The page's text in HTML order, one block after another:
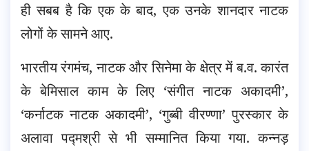
ही सबब है कि एक के बाद, एक उनके शानदार नाटक
लोगों के सामने आए.
भारतीय रंगमंच, नाटक और सिनेमा के क्षेत्र में ब.व. कारंत
के बेमिसाल काम के लिए ‘संगीत नाटक अकादमी’,
‘कर्नाटक नाटक अकादमी’, ‘गुब्बी वीरण्णा’ पुरस्कार के
अलावा पद्मश्री से भी सम्मानित किया गया. कन्नड़